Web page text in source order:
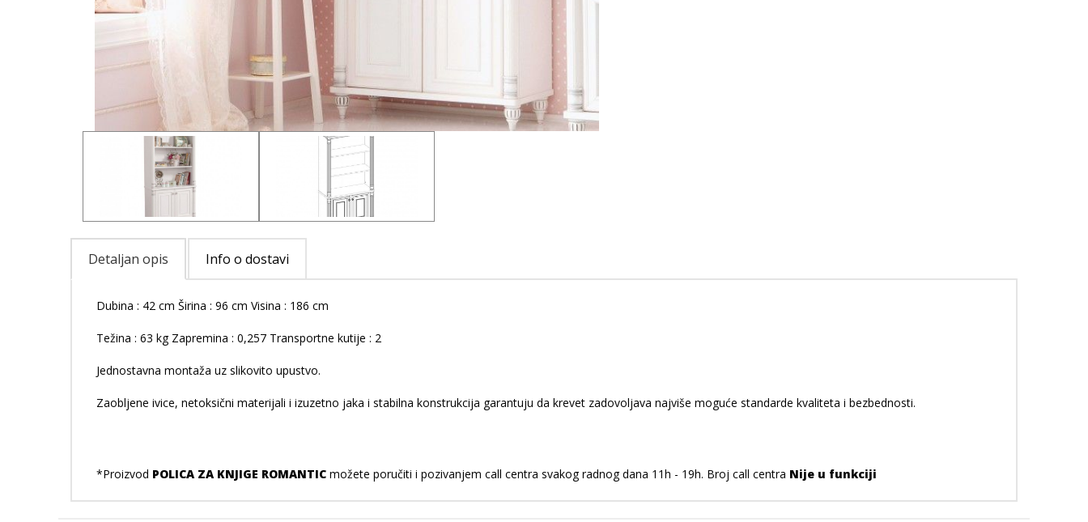
Detaljan opis Info o dostavi
Dubina : 42 cm Širina : 96 cm Visina : 186 cm
Težina : 63 kg Zapremina : 0,257 Transportne kutije : 2
Jednostavna montaža uz slikovito upustvo.
Zaobljene ivice, netoksični materijali i izuzetno jaka i stabilna konstrukcija garantuju da krevet zadovoljava najviše moguće standarde kvaliteta i bezbednosti.
*Proizvod POLICA ZA KNJIGE ROMANTIC možete poručiti i pozivanjem call centra svakog radnog dana 11h - 19h. Broj call centra Nije u funkciji